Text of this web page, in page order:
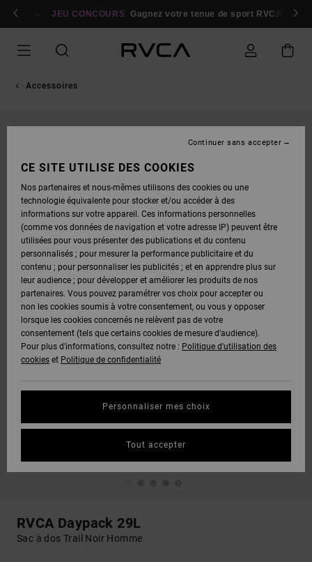
Se connecter / s'inscrire
JEU CONCOURS Gagnez votre tenue de sport RVCA
Accessoires
RVCA Daypack 29L
Sac à dos Trail Noir Homme
CE SITE UTILISE DES COOKIES
Nos partenaires et nous-mêmes utilisons des cookies ou une
technologie équivalente pour stocker et/ou accéder à des
informations sur votre appareil. Ces informations personnelles
(comme vos données de navigation et votre adresse IP) peuvent être
utilisées pour vous présenter des publications et du contenu
personnalisés ; pour mesurer la performance publicitaire et du
contenu ; pour personnaliser les publicités ; et en apprendre plus sur
leur audience ; pour développer et améliorer les produits de nos
partenaires. Vous pouvez paramétrer vos choix pour accepter ou
non les cookies soumis à votre consentement, ou vous y opposer
lorsque les cookies concernés ne relèvent pas de votre
consentement (tels que certains cookies de mesure d’audience).
Pour plus d'informations, consultez notre : Politique d'utilisation des
cookies et Politique de confidentialité
Personnaliser mes choix
Continuer sans accepter
Tout accepter